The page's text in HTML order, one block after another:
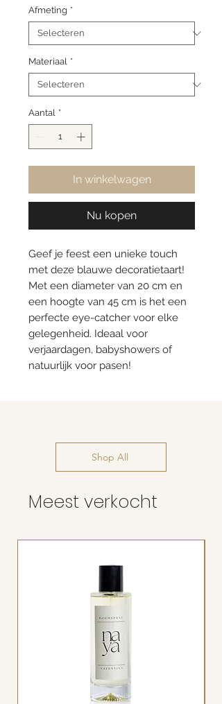
Afmeting *
Materiaal *
Aantal *
In winkelwagen
Nu kopen
Geef je feest een unieke touch
met deze blauwe decoratietaart!
Met een diameter van 20 cm en
een hoogte van 45 cm is het een
perfecte eye-catcher voor elke
gelegenheid. Ideaal voor
verjaardagen, babyshowers of
natuurlijk voor pasen!
Shop All
Meest verkocht